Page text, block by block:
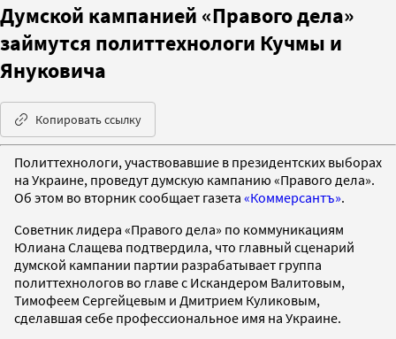
Думской кампанией «Правого дела»
займутся политтехнологи Кучмы и
Януковича
Копировать ссылку
Политтехнологи, участвовавшие в президентских выборах
на Украине, проведут думскую кампанию «Правого дела».
Об этом во вторник сообщает газета «Коммерсантъ».
Советник лидера «Правого дела» по коммуникациям
Юлиана Слащева подтвердила, что главный сценарий
думской кампании партии разрабатывает группа
политтехнологов во главе с Искандером Валитовым,
Тимофеем Сергейцевым и Дмитрием Куликовым,
сделавшая себе профессиональное имя на Украине.